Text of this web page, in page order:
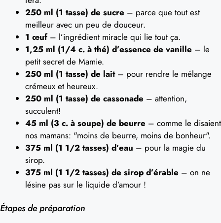
250 ml (1 tasse) de sucre – parce que tout est
meilleur avec un peu de douceur.
1 œuf– l’ingrédient miracle qui lie tout ça.
1,25 ml (1/4 c. à thé) d’essence de vanille – le
petit secret de Mamie.
250 ml (1 tasse) de lait– pour rendre le mélange
crémeux et heureux.
250 ml (1 tasse) de cassonade – attention,
succulent!
45 ml (3 c. à soupe) de beurre – comme le disaient
nos mamans: "moins de beurre, moins de bonheur".
375 ml (1 1/2 tasses) d’eau – pour la magie du
sirop.
375 ml (1 1/2 tasses) de sirop d’érable – on ne
lésine pas sur le liquide d’amour !
Étapes de préparation